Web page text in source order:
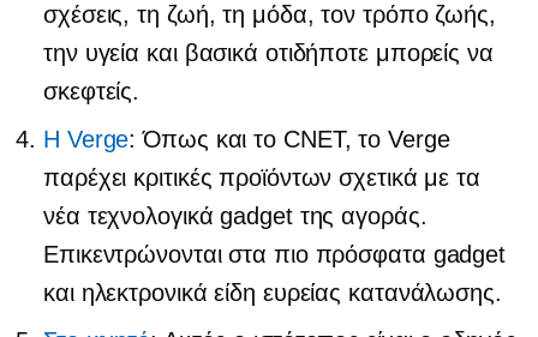
σχέσεις, τη ζωή, τη μόδα, τον τρόπο ζωής,
την υγεία και βασικά οτιδήποτε μπορείς να
σκεφτείς.
Η Verge: Όπως και το CNET, το Verge
παρέχει κριτικές προϊόντων σχετικά με τα
νέα τεχνολογικά gadget της αγοράς.
Επικεντρώνονται στα πιο πρόσφατα gadget
και ηλεκτρονικά είδη ευρείας κατανάλωσης.